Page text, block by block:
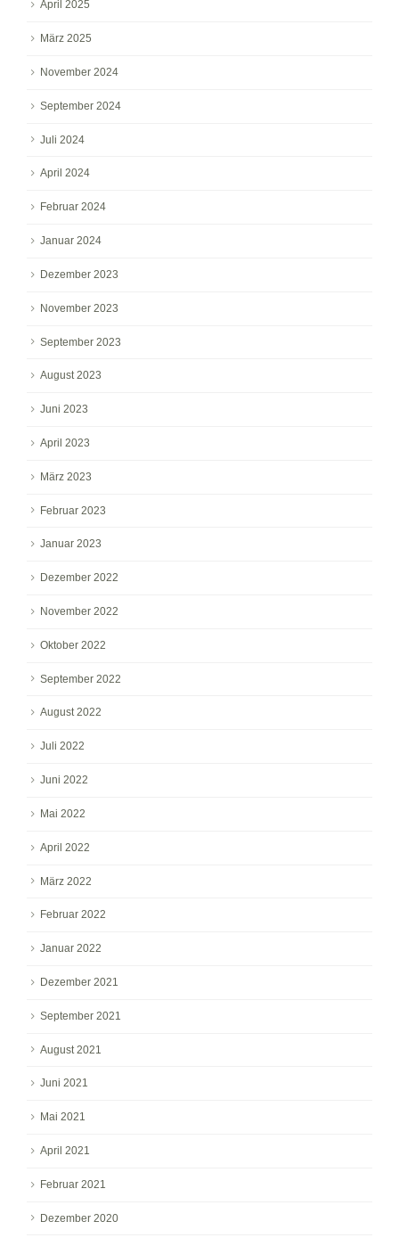
April 2025
März 2025
November 2024
September 2024
Juli 2024
April 2024
Februar 2024
Januar 2024
Dezember 2023
November 2023
September 2023
August 2023
Juni 2023
April 2023
März 2023
Februar 2023
Januar 2023
Dezember 2022
November 2022
Oktober 2022
September 2022
August 2022
Juli 2022
Juni 2022
Mai 2022
April 2022
März 2022
Februar 2022
Januar 2022
Dezember 2021
September 2021
August 2021
Juni 2021
Mai 2021
April 2021
Februar 2021
Dezember 2020